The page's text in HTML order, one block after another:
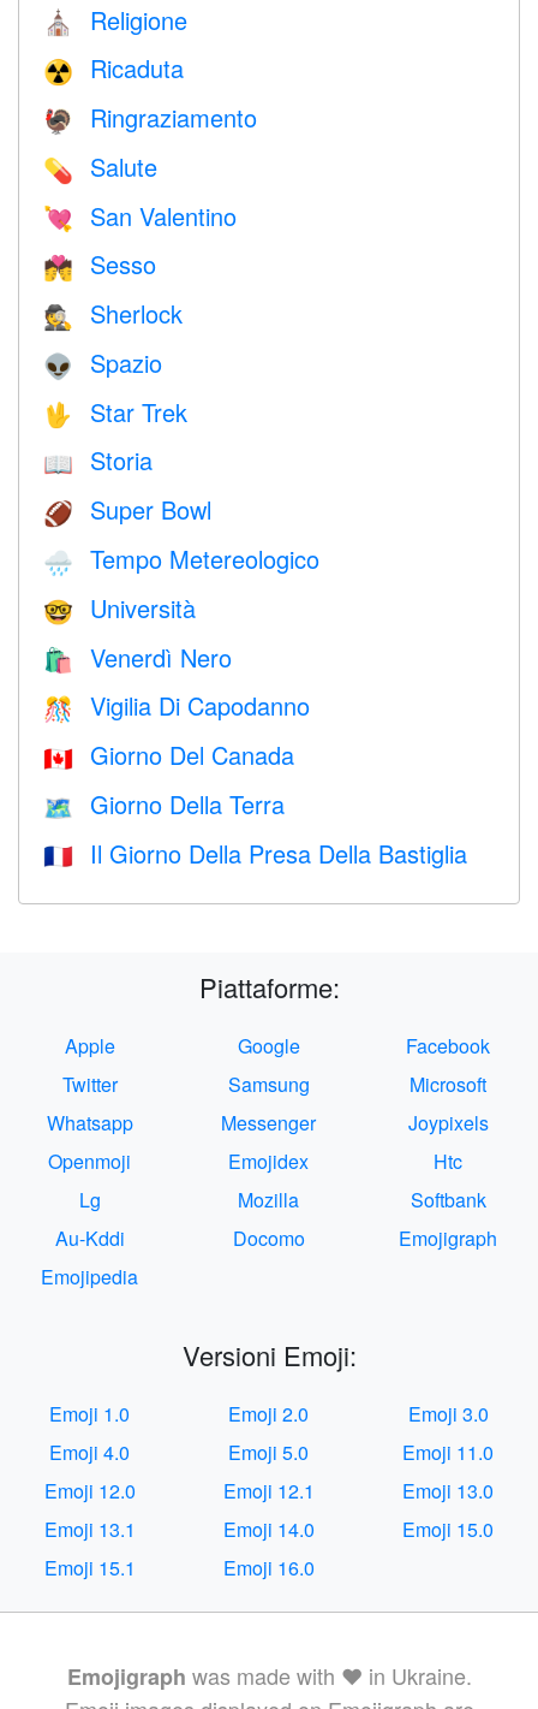
⛪️ Religione
☢️ Ricaduta
🦃 Ringraziamento
💊 Salute
💘 San Valentino
💏 Sesso
🕵️ Sherlock
👽 Spazio
🖖 Star Trek
📖 Storia
🏈 Super Bowl
🌧 Tempo Metereologico
🤓 Università
🛍 Venerdì Nero
🎊 Vigilia Di Capodanno
🇨🇦 Giorno Del Canada
🗺️ Giorno Della Terra
🇫🇷 Il Giorno Della Presa Della Bastiglia
Piattaforme:
Apple Google
Facebook
Twitter
Samsung
Microsoft
Whatsapp
Messenger
Joypixels
Openmoji
Emojidex
Htc
Lg
Mozilla
Softbank
Au-Kddi
Docomo
Emojigraph
Emojipedia
Versioni Emoji:
Emoji 1.0 Emoji 2.0
Emoji 3.0
Emoji 4.0
Emoji 5.0
Emoji 11.0
Emoji 12.0
Emoji 12.1
Emoji 13.0
Emoji 13.1
Emoji 14.0
Emoji 15.0
Emoji 15.1
Emoji 16.0
Emojigraph was made with ❤️ in Ukraine.